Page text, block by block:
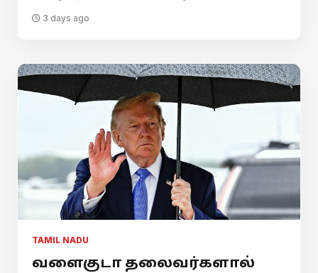
3 days ago
TAMIL NADU
வளைகுடா தலைவர்களால்